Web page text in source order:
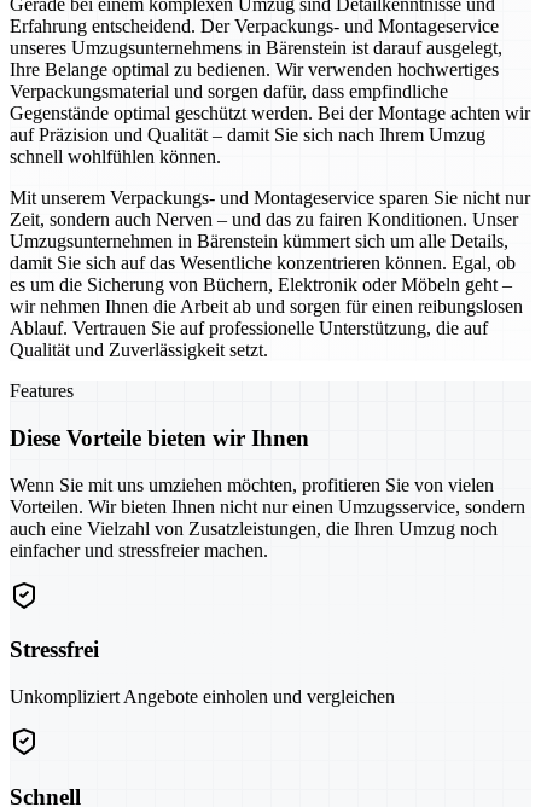
Gerade bei einem komplexen Umzug sind Detailkenntnisse und
Erfahrung entscheidend. Der Verpackungs- und Montageservice
unseres Umzugsunternehmens in Bärenstein ist darauf ausgelegt,
Ihre Belange optimal zu bedienen. Wir verwenden hochwertiges
Verpackungsmaterial und sorgen dafür, dass empfindliche
Gegenstände optimal geschützt werden. Bei der Montage achten wir
auf Präzision und Qualität – damit Sie sich nach Ihrem Umzug
schnell wohlfühlen können.
Mit unserem Verpackungs- und Montageservice sparen Sie nicht nur
Zeit, sondern auch Nerven – und das zu fairen Konditionen. Unser
Umzugsunternehmen in Bärenstein kümmert sich um alle Details,
damit Sie sich auf das Wesentliche konzentrieren können. Egal, ob
es um die Sicherung von Büchern, Elektronik oder Möbeln geht –
wir nehmen Ihnen die Arbeit ab und sorgen für einen reibungslosen
Ablauf. Vertrauen Sie auf professionelle Unterstützung, die auf
Qualität und Zuverlässigkeit setzt.
Features
Diese Vorteile bieten wir Ihnen
Wenn Sie mit uns umziehen möchten, profitieren Sie von vielen
Vorteilen. Wir bieten Ihnen nicht nur einen Umzugsservice, sondern
auch eine Vielzahl von Zusatzleistungen, die Ihren Umzug noch
einfacher und stressfreier machen.
Stressfrei
Unkompliziert Angebote einholen und vergleichen
Schnell